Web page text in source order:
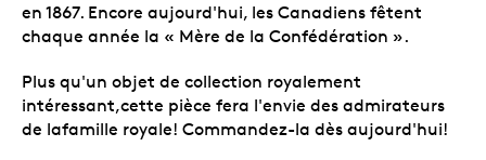
en 1867. Encore aujourd'hui, les Canadiens fêtent
chaque année la « Mère de la Confédération ».
Plus qu'un objet de collection royalement
intéressant,cette pièce fera l'envie des admirateurs
de lafamille royale! Commandez-la dès aujourd'hui!